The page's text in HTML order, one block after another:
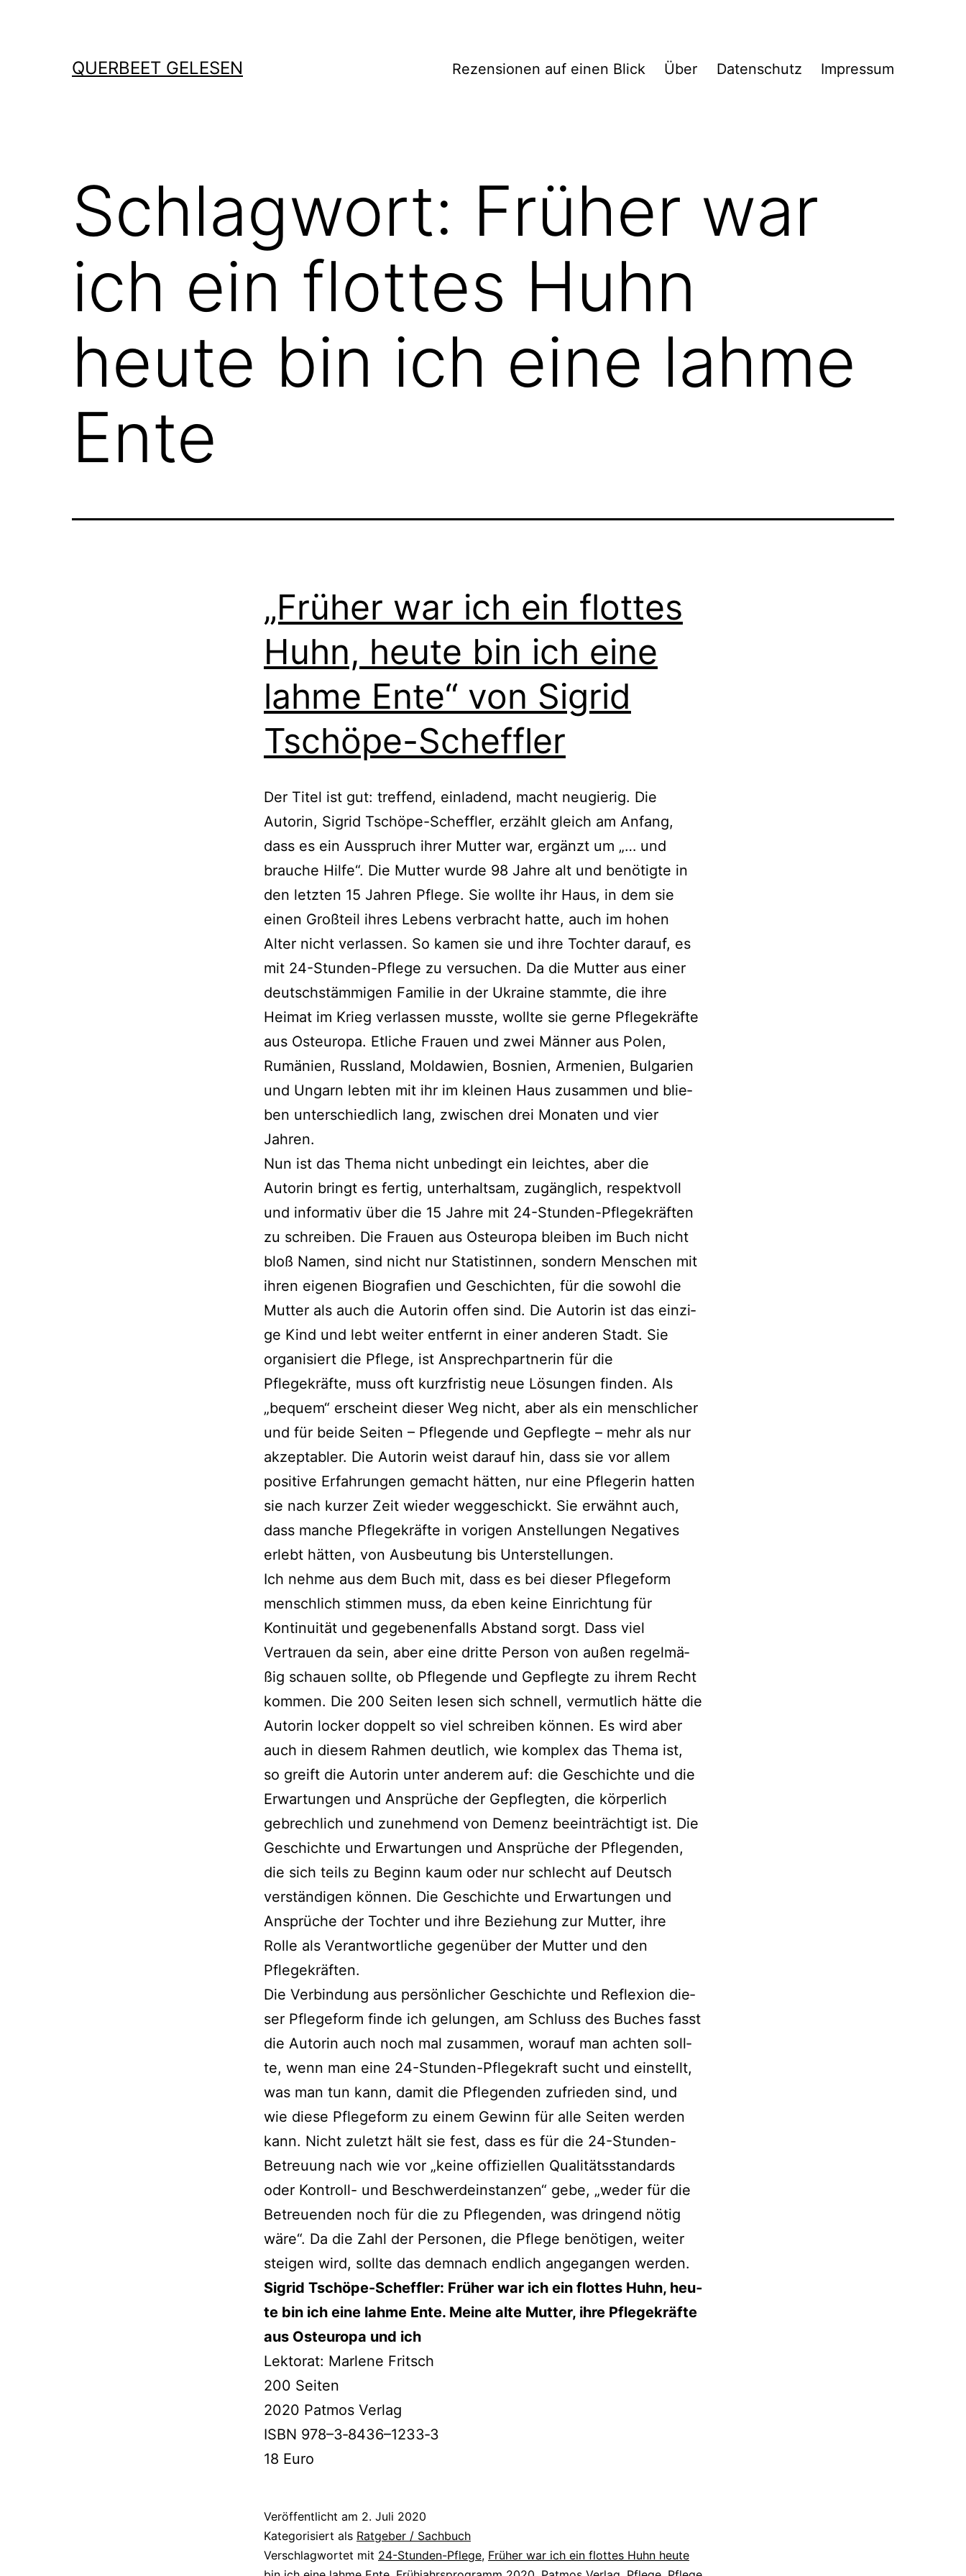
QUERBEET GELESEN Rezensionen auf einen Blick Über Datenschutz Impressum
Schlagwort: Früher war
ich ein flottes Huhn
heute bin ich eine lahme
Ente
„Früher war ich ein flottes
Huhn, heute bin ich eine
lahme Ente“ von Sigrid
Tschöpe-Scheffler
Der Titel ist gut: tref­fend, ein­la­dend, macht neu­gie­rig. Die
Autorin, Sigrid Tschöpe-Scheffler, erzählt gleich am Anfang,
dass es ein Ausspruch ihrer Mutter war, ergänzt um „… und
brau­che Hilfe“. Die Mutter wur­de 98 Jahre alt und benö­tig­te in
den letz­ten 15 Jahren Pflege. Sie woll­te ihr Haus, in dem sie
einen Großteil ihres Lebens ver­bracht hat­te, auch im hohen
Alter nicht ver­las­sen. So kamen sie und ihre Tochter dar­auf, es
mit 24-Stunden-Pflege zu ver­su­chen. Da die Mutter aus einer
deutsch­stäm­mi­gen Familie in der Ukraine stamm­te, die ihre
Heimat im Krieg ver­las­sen muss­te, woll­te sie ger­ne Pflegekräfte
aus Osteuropa. Etliche Frauen und zwei Männer aus Polen,
Rumänien, Russland, Moldawien, Bosnien, Armenien, Bulgarien
und Ungarn leb­ten mit ihr im klei­nen Haus zusam­men und blie­
ben unter­schied­lich lang, zwi­schen drei Monaten und vier
Jahren.
Nun ist das Thema nicht unbe­dingt ein leich­tes, aber die
Autorin bringt es fer­tig, unter­halt­sam, zugäng­lich, respekt­voll
und infor­ma­tiv über die 15 Jahre mit 24-Stunden-Pflegekräften
zu schrei­ben. Die Frauen aus Osteuropa blei­ben im Buch nicht
bloß Namen, sind nicht nur Statistinnen, son­dern Menschen mit
ihren eige­nen Biografien und Geschichten, für die sowohl die
Mutter als auch die Autorin offen sind. Die Autorin ist das ein­zi­
ge Kind und lebt wei­ter ent­fernt in einer ande­ren Stadt. Sie
orga­ni­siert die Pflege, ist Ansprechpartnerin für die
Pflegekräfte, muss oft kurz­fris­tig neue Lösungen fin­den. Als
„bequem“ erscheint die­ser Weg nicht, aber als ein mensch­li­cher
und für bei­de Seiten – Pflegende und Gepflegte – mehr als nur
akzep­ta­bler. Die Autorin weist dar­auf hin, dass sie vor allem
posi­ti­ve Erfahrungen gemacht hät­ten, nur eine Pflegerin hat­ten
sie nach kur­zer Zeit wie­der weg­ge­schickt. Sie erwähnt auch,
dass man­che Pflegekräfte in vori­gen Anstellungen Negatives
erlebt hät­ten, von Ausbeutung bis Unterstellungen.
Ich neh­me aus dem Buch mit, dass es bei die­ser Pflegeform
mensch­lich stim­men muss, da eben kei­ne Einrichtung für
Kontinuität und gege­be­nen­falls Abstand sorgt. Dass viel
Vertrauen da sein, aber eine drit­te Person von außen regel­mä­
ßig schau­en soll­te, ob Pflegende und Gepflegte zu ihrem Recht
kom­men. Die 200 Seiten lesen sich schnell, ver­mut­lich hät­te die
Autorin locker dop­pelt so viel schrei­ben kön­nen. Es wird aber
auch in die­sem Rahmen deut­lich, wie kom­plex das Thema ist,
so greift die Autorin unter ande­rem auf: die Geschichte und die
Erwartungen und Ansprüche der Gepflegten, die kör­per­lich
gebrech­lich und zuneh­mend von Demenz beein­träch­tigt ist. Die
Geschichte und Erwartungen und Ansprüche der Pflegenden,
die sich teils zu Beginn kaum oder nur schlecht auf Deutsch
ver­stän­di­gen kön­nen. Die Geschichte und Erwartungen und
Ansprüche der Tochter und ihre Beziehung zur Mutter, ihre
Rolle als Verantwortliche gegen­über der Mutter und den
Pflegekräften.
Die Verbindung aus per­sön­li­cher Geschichte und Reflexion die­
ser Pflegeform fin­de ich gelun­gen, am Schluss des Buches fasst
die Autorin auch noch mal zusam­men, wor­auf man ach­ten soll­
te, wenn man eine 24-Stunden-Pflegekraft sucht und ein­stellt,
was man tun kann, damit die Pflegenden zufrie­den sind, und
wie die­se Pflegeform zu einem Gewinn für alle Seiten wer­den
kann. Nicht zuletzt hält sie fest, dass es für die 24-Stunden-
Betreuung nach wie vor „kei­ne offi­zi­el­len Qualitätsstandards
oder Kontroll- und Beschwerdeinstanzen“ gebe, „weder für die
Betreuenden noch für die zu Pflegenden, was drin­gend nötig
wäre“. Da die Zahl der Personen, die Pflege benö­ti­gen, wei­ter
stei­gen wird, soll­te das dem­nach end­lich ange­gan­gen werden.
Sigrid Tschöpe-Scheffler: Früher war ich ein flot­tes Huhn, heu­
te bin ich eine lah­me Ente. Meine alte Mutter, ihre Pflegekräfte
aus Osteuropa und ich
Lektorat: Marlene Fritsch
200 Seiten
2020 Patmos Verlag
ISBN 978–3‑8436–1233‑3
18 Euro
Veröffentlicht am 2. Juli 2020
Kategorisiert als Ratgeber / Sachbuch
Verschlagwortet mit 24-Stunden-Pflege, Früher war ich ein flottes Huhn heute